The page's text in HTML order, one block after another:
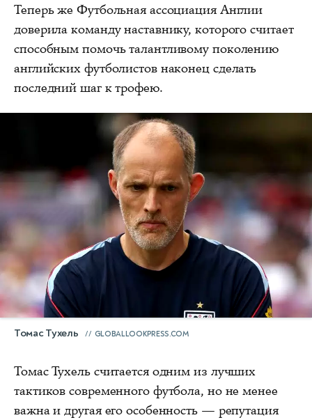
Теперь же Футбольная ассоциация Англии
доверила команду наставнику, которого считает
способным помочь талантливому поколению
английских футболистов наконец сделать
последний шаг к трофею.
Томас Тухель GLOBALLOOKPRESS.COM
Томас Тухель считается одним из лучших
тактиков современного футбола, но не менее
важна и другая его особенность — репутация